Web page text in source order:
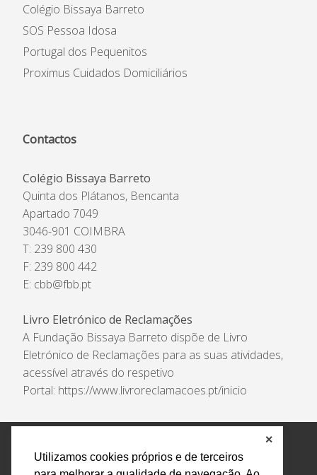
Utilizamos cookies próprios e de terceiros
✕
Colégio Bissaya Barreto
SOS Pessoa Idosa
Portugal dos Pequenitos
Proximus Cuidados Domiciliários
Contactos
Colégio Bissaya Barreto
Quinta dos Plátanos, Bencanta
Apartado 7049
3046-901 COIMBRA
T: 239 800 430
F: 239 800 442
E: cbb@fbb.pt
Livro Eletrónico de Reclamações
A Fundação Bissaya Barreto dispõe de Livro
Eletrónico de Reclamações para as suas atividades,
acessível através do respetivo
Portal: https://www.livroreclamacoes.pt/inicio
Política de Privacidade e Tratamento de Dados
Encarregado de Proteção de Dados
Livro Eletrónico